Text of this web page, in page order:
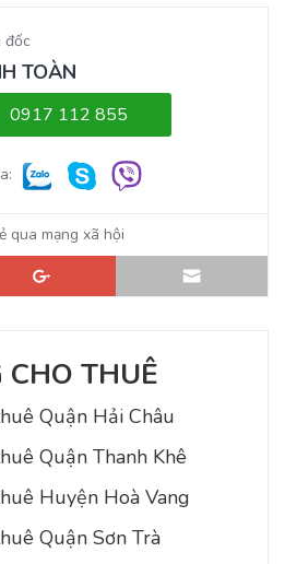
đốc
TOÀN
0917 112 855
qua mạng xã hội
THUÊ
Quận Hải Châu
Quận Thanh Khê
Huyện Hoà Vang
Quận Sơn Trà